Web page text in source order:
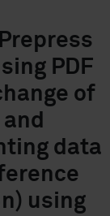
PDF
of
data
using